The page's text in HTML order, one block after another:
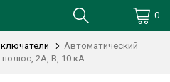
0
Автоматический
2А, В, 10 кА